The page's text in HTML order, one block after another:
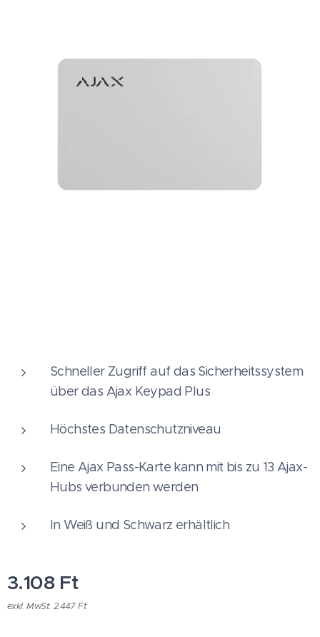
Schneller Zugriff auf das Sicherheitssystem
über das Ajax Keypad Plus
Höchstes Datenschutzniveau
Eine Ajax Pass-Karte kann mit bis zu 13 Ajax-
Hubs verbunden werden
In Weiß und Schwarz erhältlich
3.108Ft
exkl. MwSt. 2.447 Ft